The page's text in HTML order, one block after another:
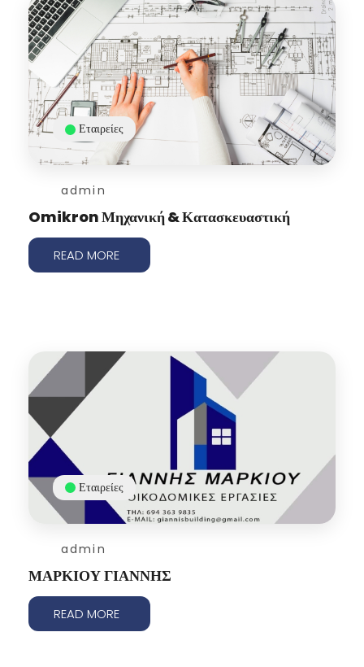
admin
Εταιρείες
Omikron Μηχανική & Κατασκευαστική
READ MORE
admin
Εταιρείες
ΜΑΡΚΙΟΥ ΓΙΑΝΝΗΣ
READ MORE